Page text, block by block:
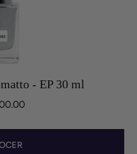
- EP 30 ml